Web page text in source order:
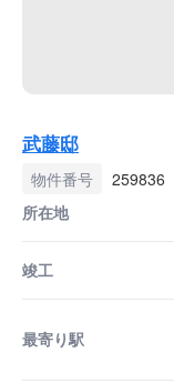
武藤邸
物件番号
259836
所在地
竣工
最寄り駅